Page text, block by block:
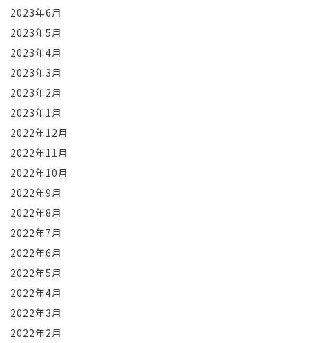
2023年6月
2023年5月
2023年4月
2023年3月
2023年2月
2023年1月
2022年12月
2022年11月
2022年10月
2022年9月
2022年8月
2022年7月
2022年6月
2022年5月
2022年4月
2022年3月
2022年2月